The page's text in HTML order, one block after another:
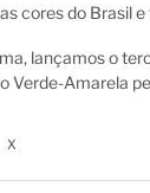
cores do Brasil
lançamos o
Verde-Amarela
X